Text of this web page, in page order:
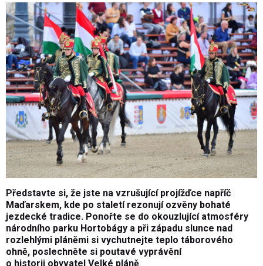
Představte si, že jste na vzrušující projížďce napříč
Maďarskem, kde po staletí rezonují ozvěny bohaté
jezdecké tradice. Ponořte se do okouzlující atmosféry
národního parku Hortobágy a při západu slunce nad
rozlehlými pláněmi si vychutnejte teplo táborového
ohně, poslechněte si poutavé vyprávění
o historii obyvatel Velké pláně